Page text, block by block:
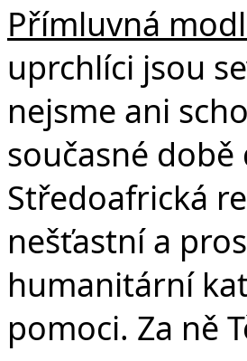
Přímluvná
uprchlíci jsou
nejsme ani
současné době
Středoafrická
nešťastní a
humanitární
pomoci. Za ně